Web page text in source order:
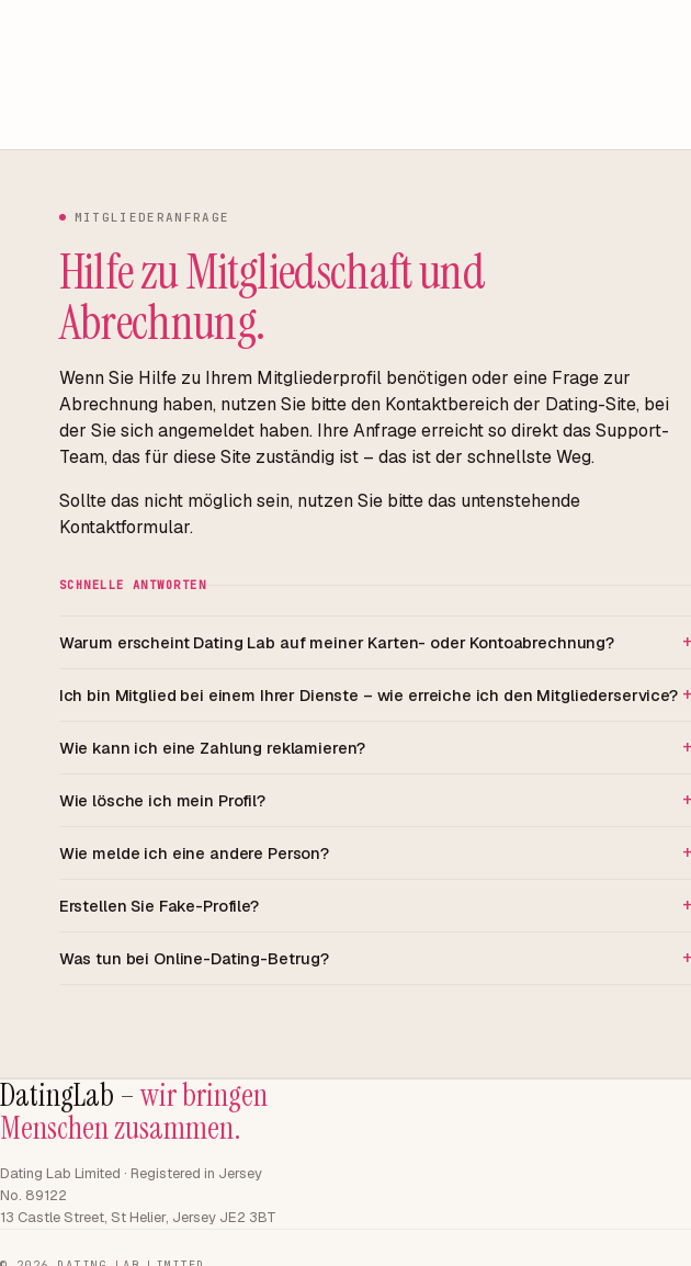
MITGLIEDERANFRAGE
Hilfe zu Mitgliedschaft und
Abrechnung.
Wenn Sie Hilfe zu Ihrem Mitgliederprofil benötigen oder eine Frage zur
Abrechnung haben, nutzen Sie bitte den Kontaktbereich der Dating-Site, bei
der Sie sich angemeldet haben. Ihre Anfrage erreicht so direkt das Support-
Team, das für diese Site zuständig ist – das ist der schnellste Weg.
Sollte das nicht möglich sein, nutzen Sie bitte das untenstehende
Kontaktformular.
SCHNELLE ANTWORTEN
Warum erscheint Dating Lab auf meiner Karten- oder Kontoabrechnung?
Ich bin Mitglied bei einem Ihrer Dienste – wie erreiche ich den Mitgliederservice?
Wie kann ich eine Zahlung reklamieren?
Wie lösche ich mein Profil?
Wie melde ich eine andere Person?
Erstellen Sie Fake-Profile?
Was tun bei Online-Dating-Betrug?
DatingLab –wir bringen
Menschen zusammen.
Dating Lab Limited · Registered in Jersey
No. 89122
13 Castle Street, St Helier, Jersey JE2 3BT